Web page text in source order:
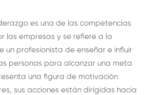
es una de las competencias
las empresas y se refiere a la
profesionista de enseñar e influir
personas para alcanzar una meta
una figura de motivación
sus acciones están dirigidas hacia